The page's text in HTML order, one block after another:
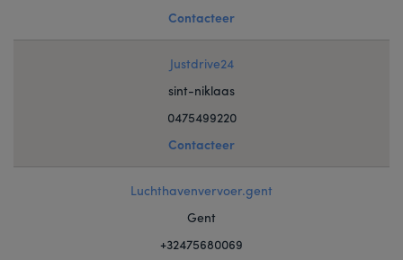
Contacteer
Justdrive24
sint-niklaas
0475499220
Contacteer
Luchthavenvervoer.gent
Gent
+32475680069